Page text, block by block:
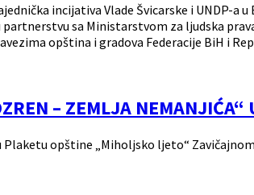
incijativa Vlade Švicarske i UNDP-a
sa Ministarstvom za ljudska
opština i gradova Federacije BiH i
– ZEMLJA NEMANJIĆA“
opštine „Miholjsko ljeto“